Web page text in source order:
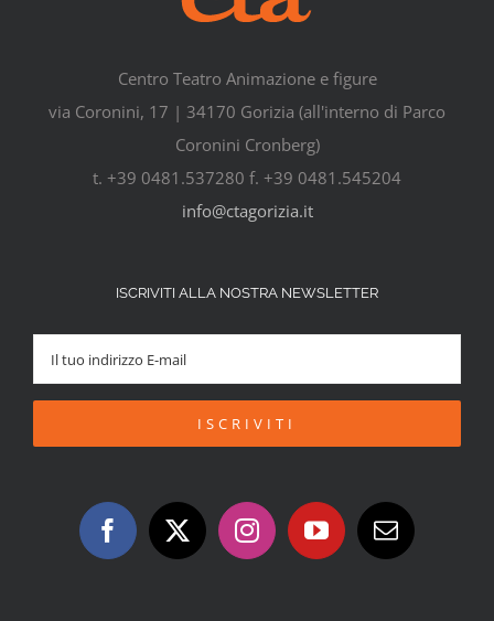
Centro Teatro Animazione e figure
via Coronini, 17 | 34170 Gorizia (all'interno di Parco
Coronini Cronberg)
t. +39 0481.537280 f. +39 0481.545204
info@ctagorizia.it
ISCRIVITI ALLA NOSTRA NEWSLETTER